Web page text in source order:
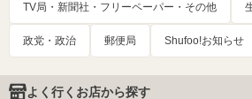
TV局・新聞社・フリーペーパー・その他
政党・政治 郵便局 Shufoo!お知らせ
よく行くお店から探す